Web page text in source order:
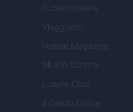
Tuobenessere
Viaggiamo
Nonne Magazine
Milano Cortina
Luxury Club
Il Calcio Online